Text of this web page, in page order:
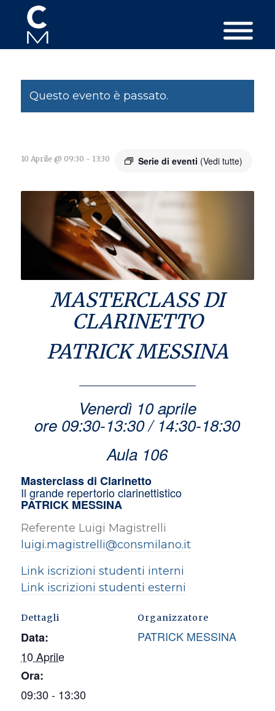
Questo evento è passato.
10 Aprile @ 09:30 - 13:30 Serie di eventi (Vedi tutte)
MASTERCLASS DI
CLARINETTO
PATRICK MESSINA
Venerdì 10 aprile
ore 09:30-13:30 / 14:30-18:30
Aula 106
Masterclass di Clarinetto
Il grande repertorio clarinettistico
PATRICK MESSINA
Referente Luigi Magistrelli
luigi.magistrelli@consmilano.it
Link iscrizioni studenti interni
Link iscrizioni studenti esterni
Dettagli
Data:
10 Aprile
Ora:
09:30 - 13:30
Organizzatore
PATRICK MESSINA